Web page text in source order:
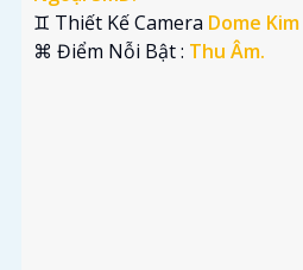
♊ Thiết Kế Camera Dome
️⌘ Điểm Nỗi Bật : Thu Âm.